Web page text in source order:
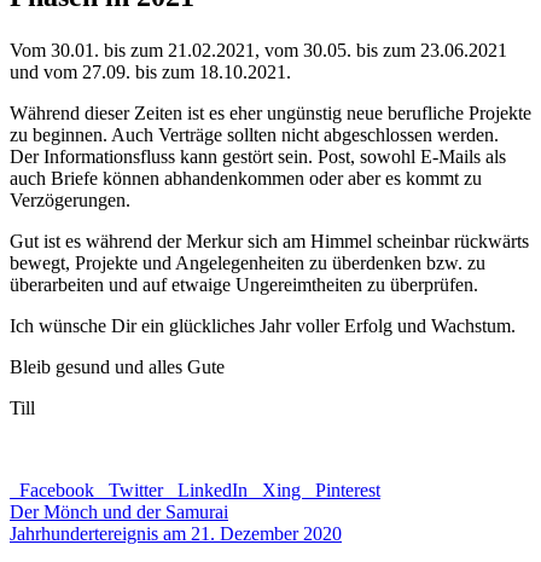
Vom 30.01. bis zum 21.02.2021, vom 30.05. bis zum 23.06.2021
und vom 27.09. bis zum 18.10.2021.
Während dieser Zeiten ist es eher ungünstig neue berufliche Projekte
zu beginnen. Auch Verträge sollten nicht abgeschlossen werden.
Der Informationsfluss kann gestört sein. Post, sowohl E-Mails als
auch Briefe können abhandenkommen oder aber es kommt zu
Verzögerungen.
Gut ist es während der Merkur sich am Himmel scheinbar rückwärts
bewegt, Projekte und Angelegenheiten zu überdenken bzw. zu
überarbeiten und auf etwaige Ungereimtheiten zu überprüfen.
Ich wünsche Dir ein glückliches Jahr voller Erfolg und Wachstum.
Bleib gesund und alles Gute
Till
Facebook Twitter LinkedIn Xing
Pinterest
Der Mönch und der Samurai
Jahrhundertereignis am 21. Dezember 2020